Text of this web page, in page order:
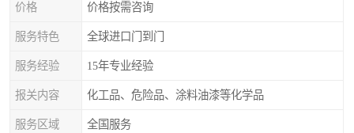
价格 价格按需咨询
服务特色 全球进口门到门
服务经验 15年专业经验
报关内容 化工品、危险品、涂料油漆等化学品
服务区域 全国服务